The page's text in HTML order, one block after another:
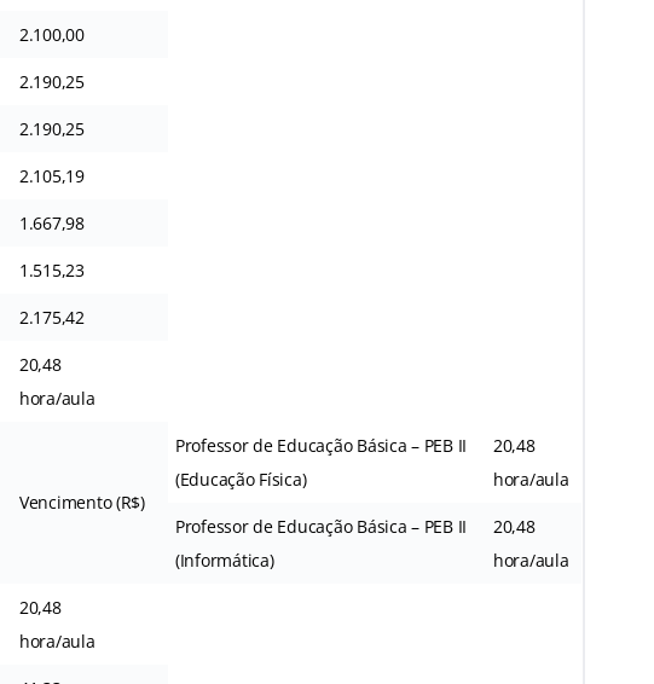
2.100,00
2.190,25
2.190,25
2.105,19
1.667,98
1.515,23
2.175,42
20,48
hora/aula
Vencimento (R$)
Professor de Educação Básica – PEB II
(Educação Física)
20,48
hora/aula
Professor de Educação Básica – PEB II
(Informática)
20,48
hora/aula
20,48
hora/aula